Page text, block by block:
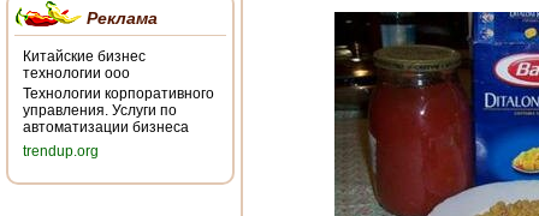
Реклама
Китайские бизнес
технологии ооо
Технологии корпоративного
управления. Услуги по
автоматизации бизнеса
trendup.org